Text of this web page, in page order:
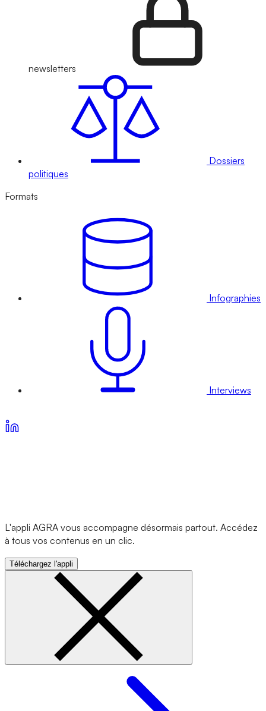
newsletters
Dossiers
politiques
Formats
Infographies
Interviews
L'appli AGRA vous accompagne désormais partout. Accédez
à tous vos contenus en un clic.
Téléchargez l'appli